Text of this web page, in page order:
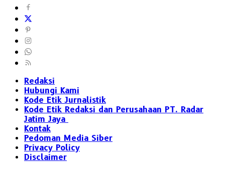
Redaksi
Hubungi Kami
Kode Etik Jurnalistik
Kode Etik Redaksi dan Perusahaan PT. Radar
Jatim Jaya
Kontak
Pedoman Media Siber
Privacy Policy
Disclaimer